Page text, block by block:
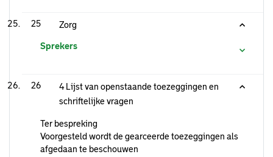
25 Zorg
Sprekers
26
4 Lijst van openstaande toezeggingen en
schriftelijke vragen
Ter bespreking
Voorgesteld wordt de gearceerde toezeggingen als
afgedaan te beschouwen